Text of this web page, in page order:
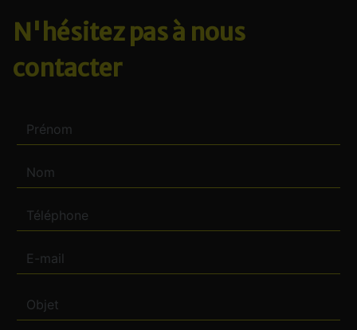
N'hésitez pas à nous
contacter